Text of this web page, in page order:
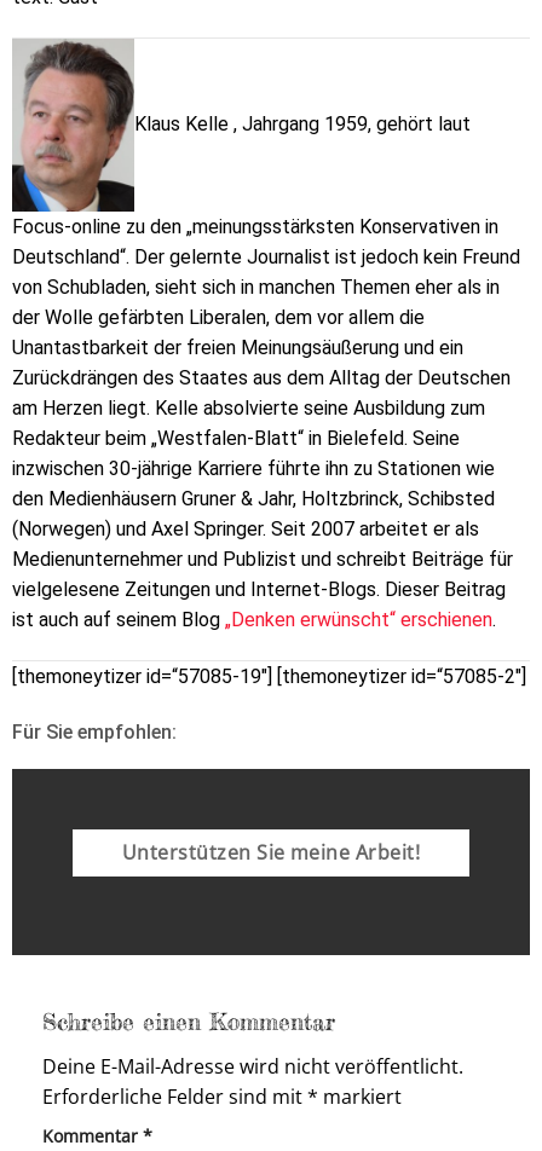
Klaus Kelle , Jahrgang 1959, gehört laut
Focus-online zu den „meinungsstärksten Konservativen in
Deutschland“. Der gelernte Journalist ist jedoch kein Freund
von Schubladen, sieht sich in manchen Themen eher als in
der Wolle gefärbten Liberalen, dem vor allem die
Unantastbarkeit der freien Meinungsäußerung und ein
Zurückdrängen des Staates aus dem Alltag der Deutschen
am Herzen liegt. Kelle absolvierte seine Ausbildung zum
Redakteur beim „Westfalen-Blatt“ in Bielefeld. Seine
inzwischen 30-jährige Karriere führte ihn zu Stationen wie
den Medienhäusern Gruner & Jahr, Holtzbrinck, Schibsted
(Norwegen) und Axel Springer. Seit 2007 arbeitet er als
Medienunternehmer und Publizist und schreibt Beiträge für
vielgelesene Zeitungen und Internet-Blogs. Dieser Beitrag
ist auch auf seinem Blog „Denken erwünscht“ erschienen.
[themoneytizer id=“57085-19″] [themoneytizer id=“57085-2″]
Für Sie empfohlen:
Unterstützen Sie meine Arbeit!
Schreibe einen Kommentar
Deine E-Mail-Adresse wird nicht veröffentlicht.
Erforderliche Felder sind mit* markiert
Kommentar *